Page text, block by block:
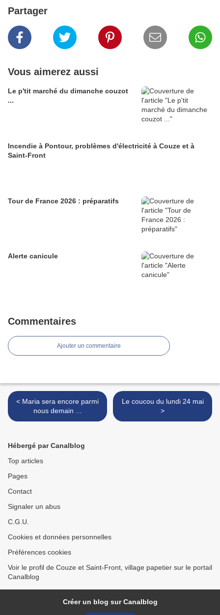
Partager
Vous aimerez aussi
Le p'tit marché du dimanche couzot
...
Incendie à Pontour, problèmes d'électricité à Couze et à
Saint-Front
Tour de France 2026 : préparatifs
Alerte canicule
Commentaires
Ajouter un commentaire
< Maria sera encore parmi
nous demain ...
Le coucou du lundi 24 mai
>
Hébergé par Canalblog
Top articles
Pages
Contact
Signaler un abus
C.G.U.
Cookies et données personnelles
Préférences cookies
Voir le profil de Couze et Saint-Front, village papetier sur le portail
Canalblog
Créer un blog sur Canalblog